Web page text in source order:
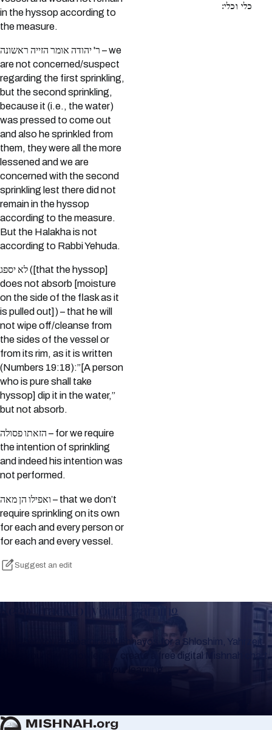
in the hyssop according to
the measure.
ר' יהודה אומר הזייה ראשונה – we
are not concerned/suspect
regarding the first sprinkling,
but the second sprinkling,
because it (i.e., the water)
was pressed to come out
and also he sprinkled from
them, they were all the more
lessened and we are
concerned with the second
sprinkling lest there did not
remain in the hyssop
according to the measure.
But the Halakha is not
according to Rabbi Yehuda.
לא יספג ([that the hyssop]
does not absorb [moisture
on the side of the flask as it
is pulled out]) – that he will
not wipe off/cleanse from
the sides of the vessel or
from its rim, as it is written
(Numbers 19:18):”[A person
who is pure shall take
hyssop] dip it in the water,”
but not absorb.
הזאתו פסולה – for we require
the intention of sprinkling
and indeed his intention was
not performed.
ואפילו הן מאה – that we don’t
require sprinkling on its own
for each and every person or
for each and every vessel.
Suggest an edit
כלי וכלי:
Keep Track of your Learning
Whether you are learning Mishnayos for a Shloshim, Yahrzeit
or for your own knowledge, create a free digital Mishnah chart
to help you keep track of your learning.